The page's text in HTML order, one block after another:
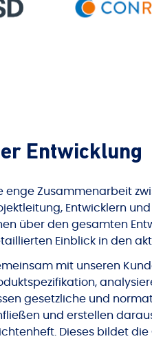
Entwicklung
enge Zusammenarbeit
Entwicklern
über den gesamten
Einblick in den
mit unseren
gesetzliche und
und erstellen
Dieses bildet